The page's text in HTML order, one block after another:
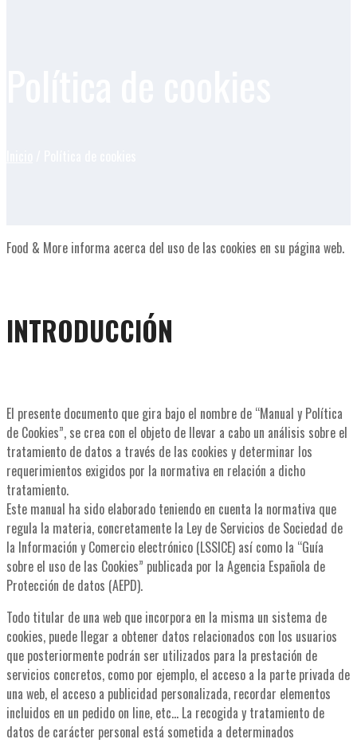
Food & More informa acerca del uso de las cookies en su página web.
INTRODUCCIÓN
El presente documento que gira bajo el nombre de “Manual y Política
de Cookies”, se crea con el objeto de llevar a cabo un análisis sobre el
tratamiento de datos a través de las cookies y determinar los
requerimientos exigidos por la normativa en relación a dicho
tratamiento.
Este manual ha sido elaborado teniendo en cuenta la normativa que
regula la materia, concretamente la Ley de Servicios de Sociedad de
la Información y Comercio electrónico (LSSICE) así como la “Guía
sobre el uso de las Cookies” publicada por la Agencia Española de
Protección de datos (AEPD).
Todo titular de una web que incorpora en la misma un sistema de
cookies, puede llegar a obtener datos relacionados con los usuarios
que posteriormente podrán ser utilizados para la prestación de
servicios concretos, como por ejemplo, el acceso a la parte privada de
una web, el acceso a publicidad personalizada, recordar elementos
incluidos en un pedido on line, etc… La recogida y tratamiento de
datos de carácter personal está sometida a determinados